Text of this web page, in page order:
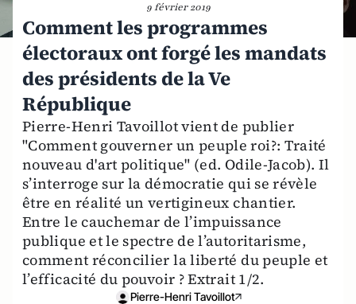
9 février 2019
Comment les programmes
électoraux ont forgé les mandats
des présidents de la Ve
République
Pierre-Henri Tavoillot vient de publier
"Comment gouverner un peuple roi?: Traité
nouveau d'art politique" (ed. Odile-Jacob). Il
s’interroge sur la démocratie qui se révèle
être en réalité un vertigineux chantier.
Entre le cauchemar de l’impuissance
publique et le spectre de l’autoritarisme,
comment réconcilier la liberté du peuple et
l’efficacité du pouvoir ? Extrait 1/2.
Pierre-Henri Tavoillot